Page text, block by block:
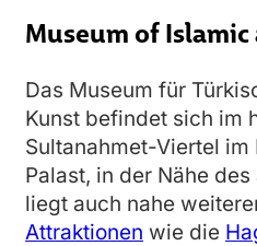
Museum of
Das Museum für
Kunst befindet sich im
Sultanahmet-Viertel im
Palast, in der Nähe
liegt auch nahe
Attraktionen wie die